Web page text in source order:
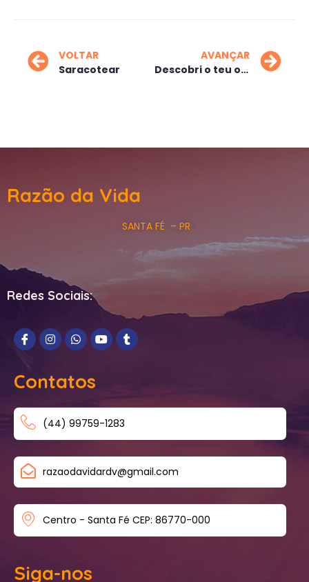
VOLTAR
Saracotear
AVANÇAR
Descobri o teu olhar
Razão da Vida
SANTA FÉ – PR
Redes Sociais:
Contatos
(44) 99759-1283
razaodavidardv@gmail.com
Centro - Santa Fé CEP: 86770-000
Siga-nos